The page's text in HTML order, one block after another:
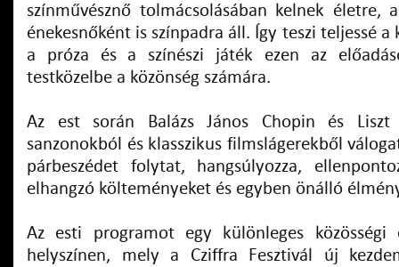
színművésznő tolmácsolásában kelnek életre,
énekesnőként is színpadra áll. Így teszi teljessé
a próza és a színészi játék ezen az
testközelbe a közönség számára.
Az est során Balázs János Chopin és Liszt
sanzonokból és klasszikus filmslágerekből
párbeszédet folytat, hangsúlyozza,
elhangzó költeményeket és egyben önálló
Az esti programot egy különleges
helyszínen, mely a Cziffra Fesztivál új